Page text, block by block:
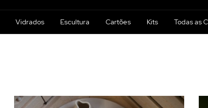
Vidrados Escultura Cartões Kits Todas as